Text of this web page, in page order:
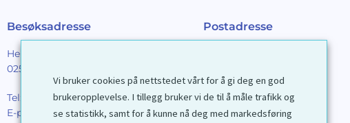
Besøksadresse
Henrik Ibsens gt. 90
0255 Oslo
Tel:
22 44 85 86
E-post:
galleri@d40.no
Postadresse
0201 Oslo
Vi bruker cookies på nettstedet vårt for å gi deg en god
brukeropplevelse. I tillegg bruker vi de til å måle trafikk og
se statistikk, samt for å kunne nå deg med markedsføring